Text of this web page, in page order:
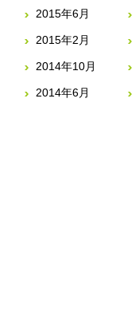
2015年6月
2015年2月
2014年10月
2014年6月